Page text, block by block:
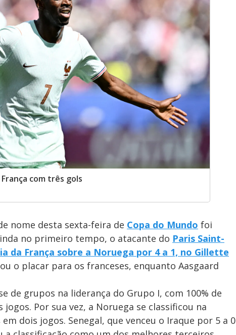
com três gols
nome desta sexta-feira de Copa do Mundo foi
no primeiro tempo, o atacante do Paris Saint-
da França sobre a Noruega por 4 a 1, no Gillette
o placar para os franceses, enquanto Aasgaard
de grupos na liderança do Grupo I, com 100% de
Por sua vez, a Noruega se classificou na
dois jogos. Senegal, que venceu o Iraque por 5 a 0